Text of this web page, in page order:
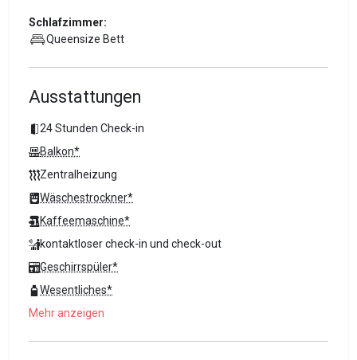
Schlafzimmer:
Queensize Bett
Ausstattungen
24 Stunden Check-in
Balkon*
Zentralheizung
Wäschestrockner*
Kaffeemaschine*
kontaktloser check-in und check-out
Geschirrspüler*
Wesentliches*
Mehr anzeigen